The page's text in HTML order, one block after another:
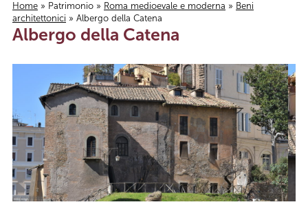
Tu sei qui
Home » Patrimonio » Roma medioevale e moderna » Beni
architettonici » Albergo della Catena
Albergo della Catena